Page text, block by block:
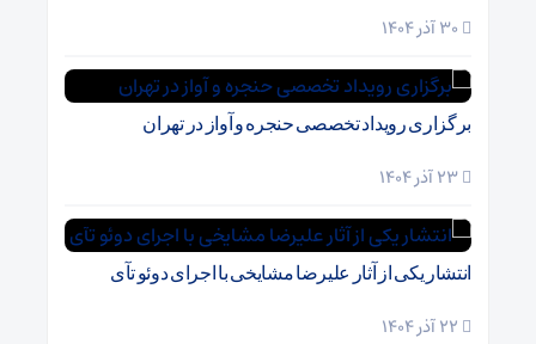
برگزاری رویداد تخصصی حنجره و آواز در تهران
انتشار یکی از آثار علیرضا مشایخی با اجرای دوئو تآی